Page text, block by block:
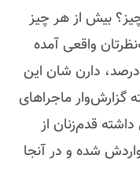
بیش از هر چیز
واقعی آمده
دارن شان این
گزارش‌وار ماجراهای
قدم‌زنان از
شده و در آنجا